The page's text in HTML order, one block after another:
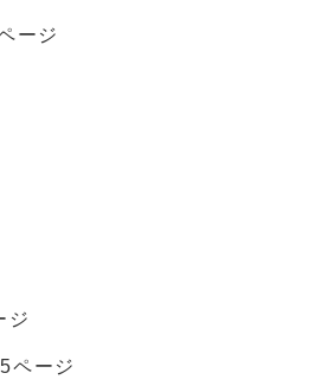
ジ
ジ
ジ